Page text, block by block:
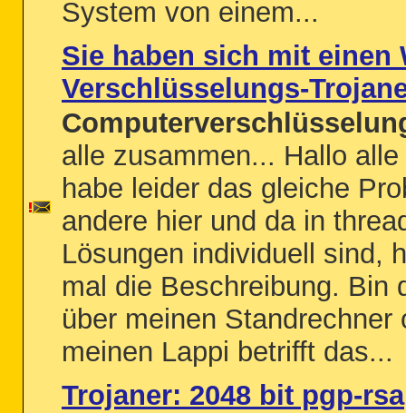
System von einem...
Sie haben sich mit einen
Verschlüsselungs-
alle zusammen... Hallo
habe leider das gleiche
andere hier und da in
Lösungen individuell sind,
mal die Beschreibung. Bin
über meinen Standrechner
meinen Lappi betrifft das...
Trojaner: 2048 bit pgp-rsa